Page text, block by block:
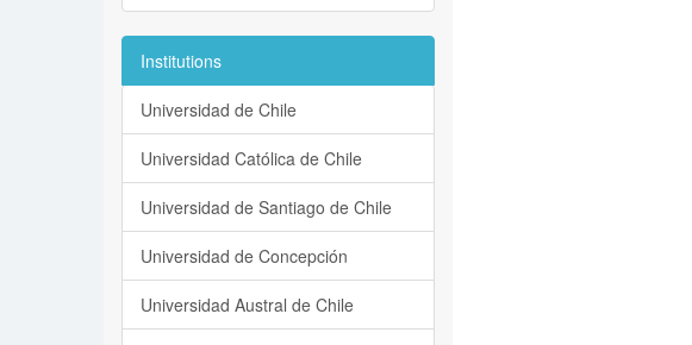
Institutions
Universidad de Chile
Universidad Católica de Chile
Universidad de Santiago de Chile
Universidad de Concepción
Universidad Austral de Chile